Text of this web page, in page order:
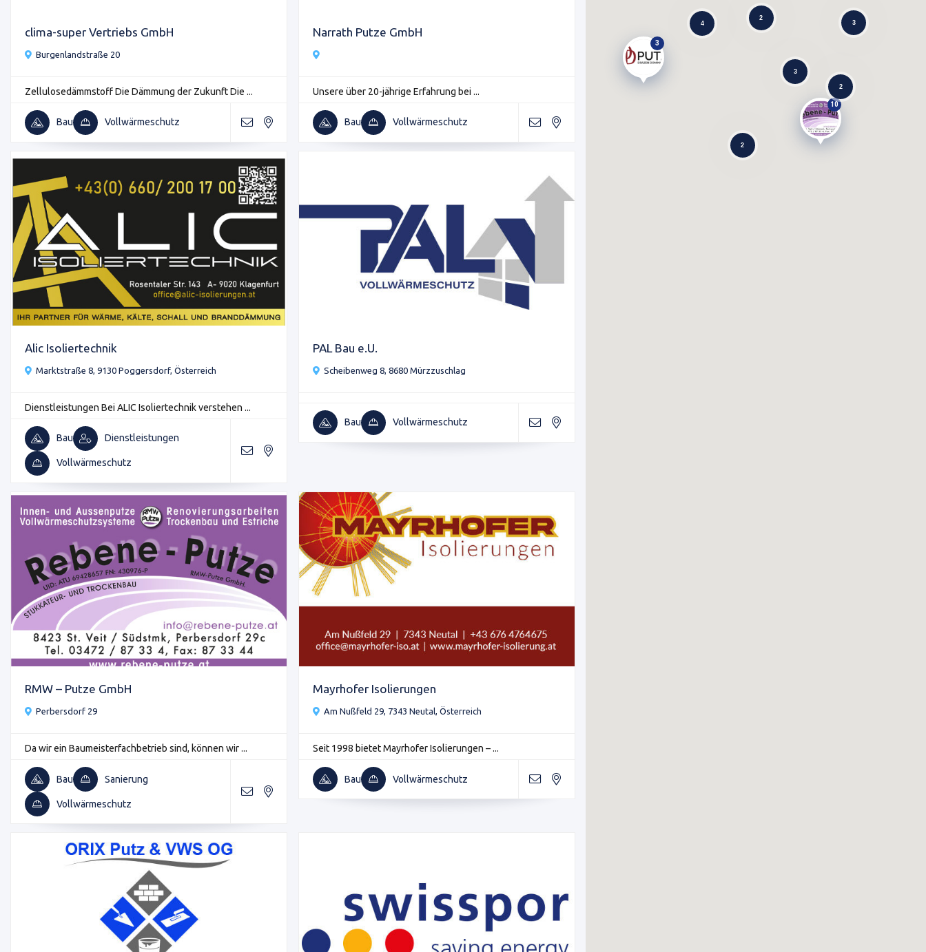
3
10
3
3
4
2
2
2
clima-super Vertriebs GmbH
Burgenlandstraße 20
Zellulosedämmstoff Die Dämmung der Zukunft Die ...
Bau Vollwärmeschutz
Narrath Putze GmbH
Unsere über 20-jährige Erfahrung bei ...
Bau Vollwärmeschutz
Alic Isoliertechnik
Marktstraße 8, 9130 Poggersdorf, Österreich
Dienstleistungen Bei ALIC Isoliertechnik verstehen ...
Bau Dienstleistungen
Vollwärmeschutz
PAL Bau e.U.
Scheibenweg 8, 8680 Mürzzuschlag
Bau Vollwärmeschutz
RMW – Putze GmbH
Perbersdorf 29
Da wir ein Baumeisterfachbetrieb sind, können wir ...
Bau Sanierung
Vollwärmeschutz
Mayrhofer Isolierungen
Am Nußfeld 29, 7343 Neutal, Österreich
Seit 1998 bietet Mayrhofer Isolierungen – ...
Bau Vollwärmeschutz